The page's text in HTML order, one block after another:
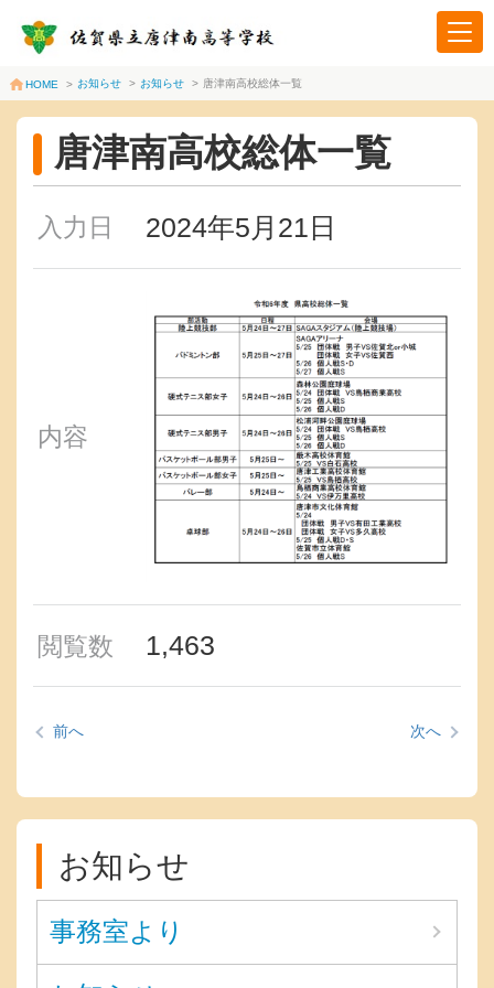
HOME > お知らせ > お知らせ > 唐津南高校総体一覧
唐津南高校総体一覧
入力日 2024年5月21日
内容
閲覧数 1,463
前へ 次へ
お知らせ
事務室より